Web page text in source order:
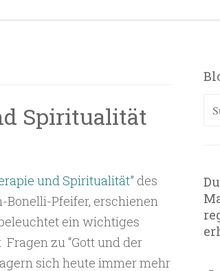
Spiritualität
und Spiritualität” des
Bonelli-Pfeifer, erschienen
ein wichtiges
zu “Gott und der
sich heute immer mehr